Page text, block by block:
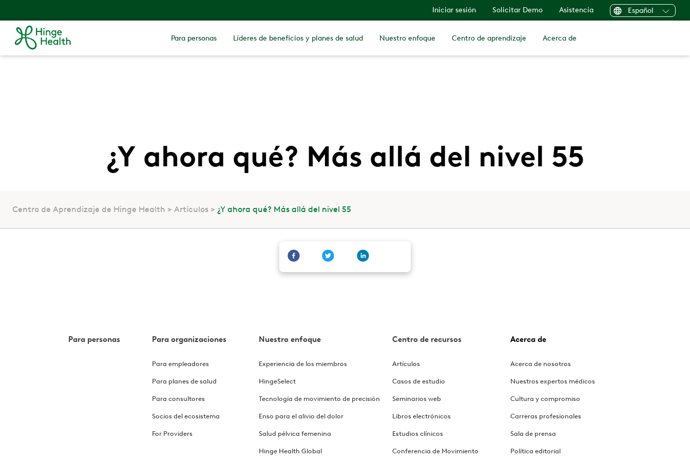
Iniciar sesión Solicitar Demo Asistencia Español
Para personas Líderes de beneficios y planes de salud Nuestro enfoque Centro de aprendizaje Acerca de
¿Y ahora qué? Más allá del nivel 55
Centro de Aprendizaje de Hinge Health Artículos ¿Y ahora qué? Más allá del nivel 55
Para personas Para organizaciones
Para empleadores
Para planes de salud
Para consultores
Socios del ecosistema
For Providers
Nuestro enfoque
Experiencia de los miembros
HingeSelect
Tecnología de movimiento de precisión
Enso para el alivio del dolor
Salud pélvica femenina
Hinge Health Global
Centro de recursos
Artículos
Casos de estudio
Seminarios web
Libros electrónicos
Estudios clínicos
Conferencia de Movimiento
Acerca de
Acerca de nosotros
Nuestros expertos médicos
Cultura y compromiso
Carreras profesionales
Sala de prensa
Política editorial